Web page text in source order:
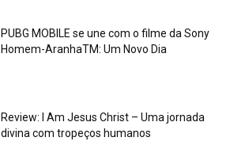
PUBG MOBILE se une com o filme da Sony
Homem-AranhaTM: Um Novo Dia
Review: I Am Jesus Christ – Uma jornada
divina com tropeços humanos